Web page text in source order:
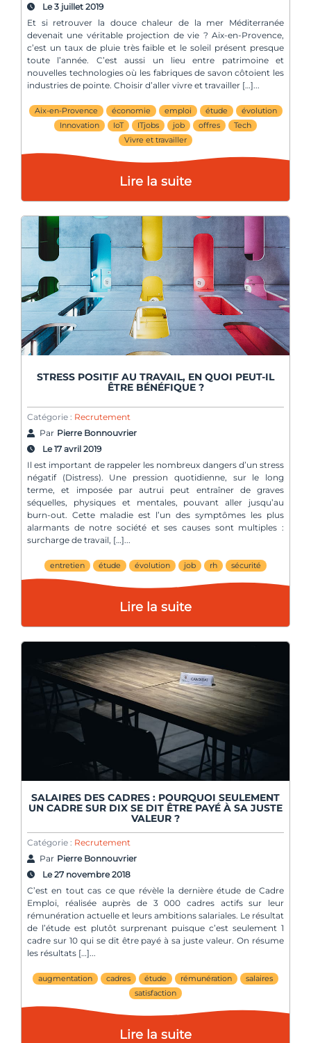
Le 3 juillet 2019
Et si retrouver la douce chaleur de la mer Méditerranée
devenait une véritable projection de vie ? Aix-en-Provence,
c’est un taux de pluie très faible et le soleil présent presque
toute l’année. C’est aussi un lieu entre patrimoine et
nouvelles technologies où les fabriques de savon côtoient les
industries de pointe. Choisir d’aller vivre et travailler […]
Aix-en-Provence économie emploi étude
évolution
Innovation
IoT ITjobs job offres
Tech
Vivre et travailler
Lire la suite
STRESS POSITIF AU TRAVAIL, EN QUOI PEUT-IL
ÊTRE BÉNÉFIQUE ?
Catégorie : Recrutement
Par Pierre Bonnouvrier
Le 17 avril 2019
Il est important de rappeler les nombreux dangers d’un stress
négatif (Distress). Une pression quotidienne, sur le long
terme, et imposée par autrui peut entraîner de graves
séquelles, physiques et mentales, pouvant aller jusqu’au
burn-out. Cette maladie est l’un des symptômes les plus
alarmants de notre société et ses causes sont multiples :
surcharge de travail, […]
entretien étude évolution job rh sécurité
Lire la suite
SALAIRES DES CADRES : POURQUOI SEULEMENT
UN CADRE SUR DIX SE DIT ÊTRE PAYÉ À SA JUSTE
VALEUR ?
Catégorie : Recrutement
Par Pierre Bonnouvrier
Le 27 novembre 2018
C’est en tout cas ce que révèle la dernière étude de Cadre
Emploi, réalisée auprès de 3 000 cadres actifs sur leur
rémunération actuelle et leurs ambitions salariales. Le résultat
de l’étude est plutôt surprenant puisque c’est seulement 1
cadre sur 10 qui se dit être payé à sa juste valeur. On résume
les résultats […]
augmentation cadres étude rémunération
salaires
satisfaction
Lire la suite